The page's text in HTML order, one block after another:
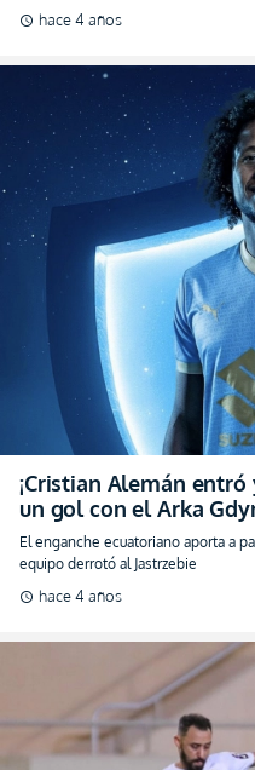
schedule hace 4 años
¡Cristian Alemán
un gol con el Arka
El enganche ecuatoriano aporta a
equipo derrotó al Jastrzebie
schedule hace 4 años